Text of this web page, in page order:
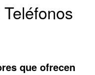
que ofrecen